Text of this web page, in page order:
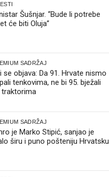
Šušnjar. “Bude li potrebe
će biti Oluja”
SADRŽAJ
se objava: Da 91. Hrvate nismo
tenkovima, ne bi 95. bježali
traktorima
SADRŽAJ
je Marko Stipić, sanjao je
širu i puno pošteniju Hrvatsku